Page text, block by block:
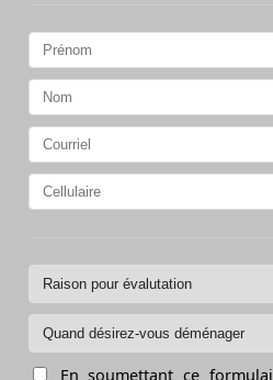
En soumettant ce